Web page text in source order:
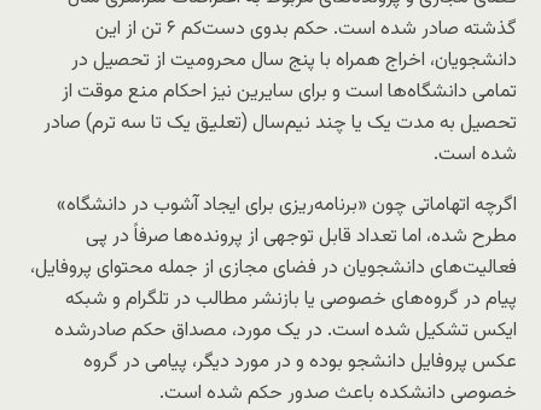
گذشته صادر شده است. حکم بدوی دست‌کم ۶ تن از این
دانشجویان، اخراج همراه با پنج سال محرومیت از تحصیل در
تمامی دانشگاه‌ها است و برای سایرین نیز احکام منع موقت از
تحصیل به مدت یک یا چند نیم‌سال (تعلیق یک تا سه ترم) صادر
شده است.
اگرچه اتهاماتی چون «برنامه‌ریزی برای ایجاد آشوب در دانشگاه»
مطرح شده، اما تعداد قابل توجهی از پرونده‌ها صرفاً در پی
فعالیت‌های دانشجویان در فضای مجازی از جمله محتوای پروفایل،
پیام در گروه‌های خصوصی یا بازنشر مطالب در تلگرام و شبکه
ایکس تشکیل شده است. در یک مورد، مصداق حکم صادرشده
عکس پروفایل دانشجو بوده و در مورد دیگر، پیامی در گروه
خصوصی دانشکده باعث صدور حکم شده است.